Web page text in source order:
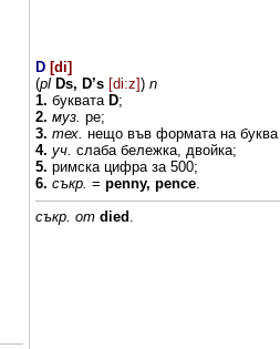
D [di]
(pl Ds, D’s [di:z]) n
1. буквата D;
2. муз. ре;
3. тех. нещо във формата на
4. уч. слаба бележка, двойка;
5. римска цифра за 500;
6. съкр. = penny, pence.
съкр. от died .